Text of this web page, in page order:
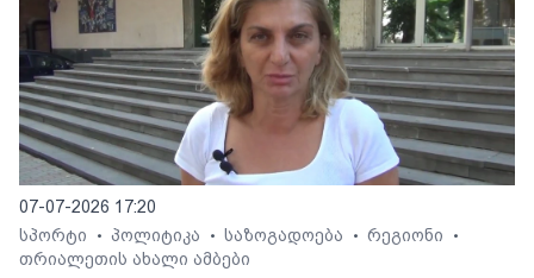
07-07-2026 17:20
სპორტი
• პოლიტიკა • საზოგადოება • რეგიონი •
თრიალეთის ახალი ამბები